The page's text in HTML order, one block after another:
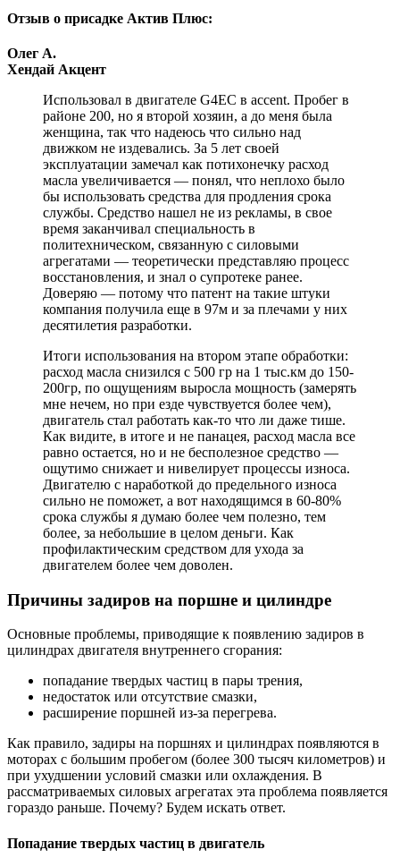
Отзыв о присадке Актив Плюс:
Олег А.
Хендай Акцент
Использовал в двигателе G4EC в accent. Пробег в
районе 200, но я второй хозяин, а до меня была
женщина, так что надеюсь что сильно над
движком не издевались. За 5 лет своей
эксплуатации замечал как потихонечку расход
масла увеличивается — понял, что неплохо было
бы использовать средства для продления срока
службы. Средство нашел не из рекламы, в свое
время заканчивал специальность в
политехническом, связанную с силовыми
агрегатами — теоретически представляю процесс
восстановления, и знал о супротеке ранее.
Доверяю — потому что патент на такие штуки
компания получила еще в 97м и за плечами у них
десятилетия разработки.
Итоги использования на втором этапе обработки:
расход масла снизился с 500 гр на 1 тыс.км до 150-
200гр, по ощущениям выросла мощность (замерять
мне нечем, но при езде чувствуется более чем),
двигатель стал работать как-то что ли даже тише.
Как видите, в итоге и не панацея, расход масла все
равно остается, но и не бесполезное средство —
ощутимо снижает и нивелирует процессы износа.
Двигателю с наработкой до предельного износа
сильно не поможет, а вот находящимся в 60-80%
срока службы я думаю более чем полезно, тем
более, за небольшие в целом деньги. Как
профилактическим средством для ухода за
двигателем более чем доволен.
Причины задиров на поршне и цилиндре
Основные проблемы, приводящие к появлению задиров в
цилиндрах двигателя внутреннего сгорания:
попадание твердых частиц в пары трения,
недостаток или отсутствие смазки,
расширение поршней из-за перегрева.
Как правило, задиры на поршнях и цилиндрах появляются в
моторах с большим пробегом (более 300 тысяч километров) и
при ухудшении условий смазки или охлаждения. В
рассматриваемых силовых агрегатах эта проблема появляется
гораздо раньше. Почему? Будем искать ответ.
Попадание твердых частиц в двигатель